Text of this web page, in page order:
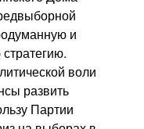
и
воли
развить
Партии